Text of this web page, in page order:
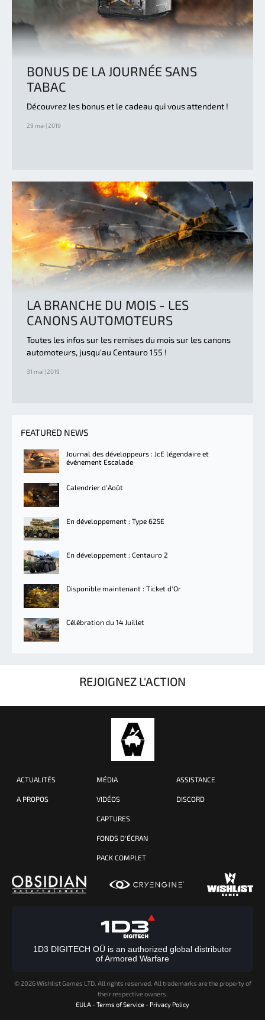
BONUS DE LA JOURNÉE SANS
TABAC
Découvrez les bonus et le cadeau qui vous attendent !
29 mai | 2019
LA BRANCHE DU MOIS - LES
CANONS AUTOMOTEURS
Toutes les infos sur les remises du mois sur les canons
automoteurs, jusqu'au Centauro 155 !
31 mai | 2019
FEATURED NEWS
Journal des développeurs : JcE légendaire et
événement Escalade
Calendrier d'Août
En développement : Type 625E
En développement : Centauro 2
Disponible maintenant : Ticket d'Or
Célébration du 14 Juillet
REJOIGNEZ L'ACTION
ACTUALITÉS
A PROPOS
MÉDIA
VIDÉOS
CAPTURES
FONDS D'ÉCRAN
PACK COMPLET
ASSISTANCE
DISCORD
1D3 DIGITECH OÜ is an authorized global distributor
of Armored Warfare
© 2026 Wishlist Games LTD. All rights reserved. All trademarks are the property of
their respective owners.
EULA - Terms of Service - Privacy Policy